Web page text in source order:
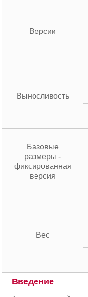
Версии
Выносливость
Базовые
размеры -
фиксированная
версия
Вес
Введение